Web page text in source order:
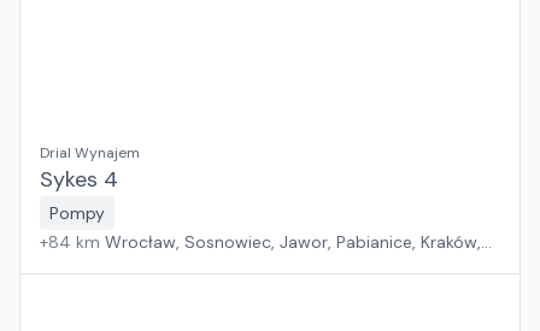
Drial Wynajem
Sykes 4
Pompy
+84 km Wrocław, Sosnowiec, Jawor, Pabianice, Kraków,